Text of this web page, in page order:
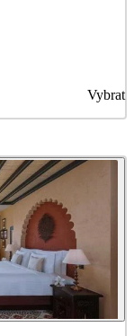
Vybrat